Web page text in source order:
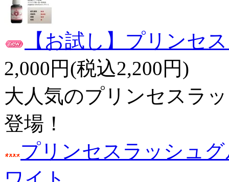
【お試し】プリンセ
2,000円(税込2,200円)
大人気のプリンセスラ
登場！
プリンセスラッシュ